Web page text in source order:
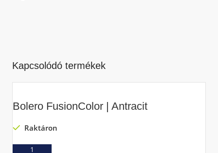
Kapcsolódó termékek
Bolero FusionColor | Antracit
Raktáron